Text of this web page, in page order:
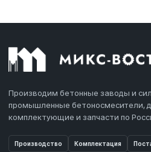
Производим бетонные заводы и
промышленные бетоносмесители,
комплектующие и запчасти по
Производство Комплектация